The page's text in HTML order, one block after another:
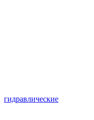
гидравлические